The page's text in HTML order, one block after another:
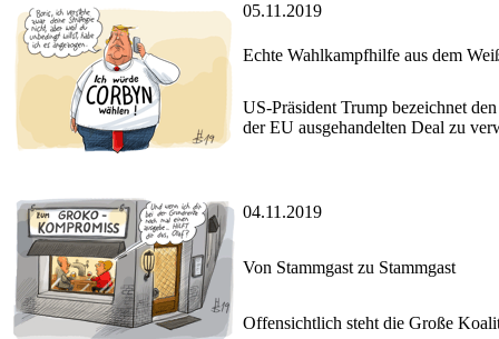
05.11.2019
Echte Wahlkampfhilfe aus dem
US-Präsident Trump bezeichnet
der EU ausgehandelten Deal zu
04.11.2019
Von Stammgast zu Stammgast
Offensichtlich steht die Große